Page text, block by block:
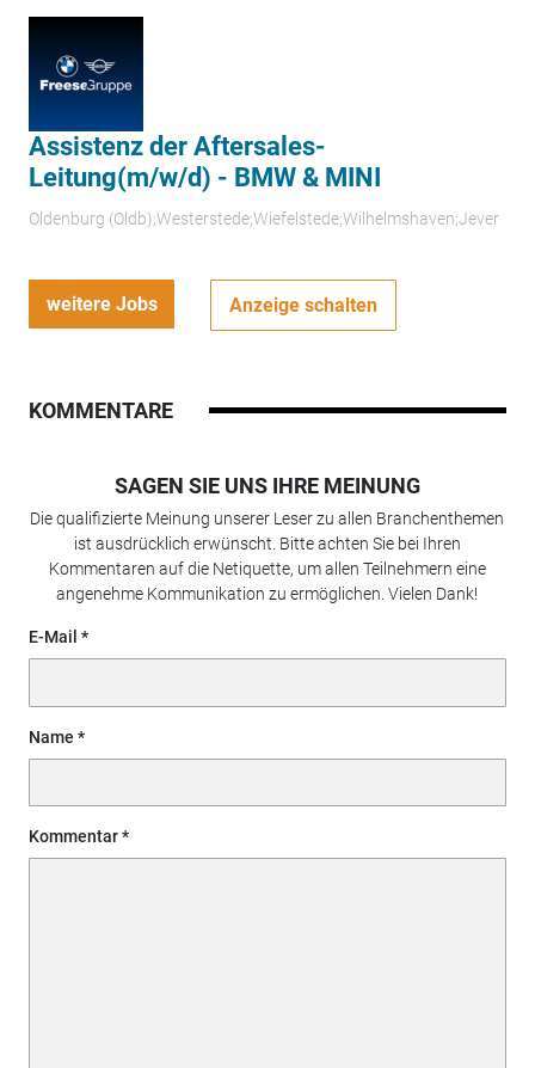
Assistenz der Aftersales-
Leitung(m/w/d) - BMW & MINI
Oldenburg (Oldb);Westerstede;Wiefelstede;Wilhelmshaven;Jever
weitere Jobs Anzeige schalten
KOMMENTARE
SAGEN SIE UNS IHRE MEINUNG
Die qualifizierte Meinung unserer Leser zu allen Branchenthemen
ist ausdrücklich erwünscht. Bitte achten Sie bei Ihren
Kommentaren auf die Netiquette, um allen Teilnehmern eine
angenehme Kommunikation zu ermöglichen. Vielen Dank!
E-Mail
Name
Kommentar